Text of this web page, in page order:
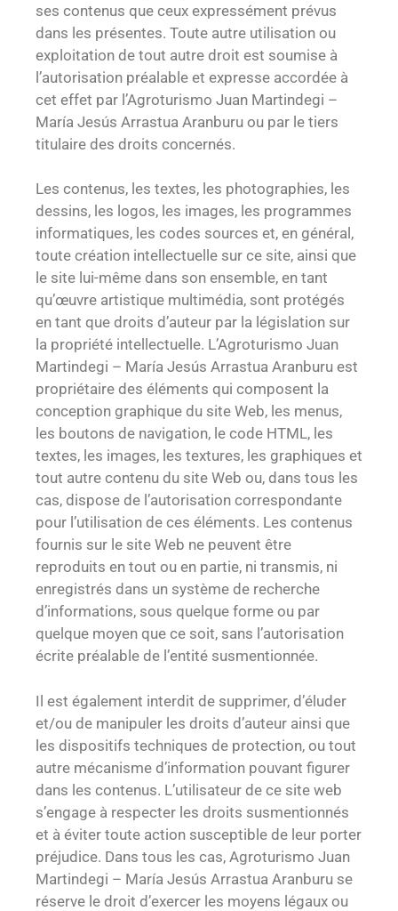
ses contenus que ceux expressément prévus
dans les présentes. Toute autre utilisation ou
exploitation de tout autre droit est soumise à
l’autorisation préalable et expresse accordée à
cet effet par l’Agroturismo Juan Martindegi –
María Jesús Arrastua Aranburu ou par le tiers
titulaire des droits concernés.
Les contenus, les textes, les photographies, les
dessins, les logos, les images, les programmes
informatiques, les codes sources et, en général,
toute création intellectuelle sur ce site, ainsi que
le site lui-même dans son ensemble, en tant
qu’œuvre artistique multimédia, sont protégés
en tant que droits d’auteur par la législation sur
la propriété intellectuelle. L’Agroturismo Juan
Martindegi – María Jesús Arrastua Aranburu est
propriétaire des éléments qui composent la
conception graphique du site Web, les menus,
les boutons de navigation, le code HTML, les
textes, les images, les textures, les graphiques et
tout autre contenu du site Web ou, dans tous les
cas, dispose de l’autorisation correspondante
pour l’utilisation de ces éléments. Les contenus
fournis sur le site Web ne peuvent être
reproduits en tout ou en partie, ni transmis, ni
enregistrés dans un système de recherche
d’informations, sous quelque forme ou par
quelque moyen que ce soit, sans l’autorisation
écrite préalable de l’entité susmentionnée.
Il est également interdit de supprimer, d’éluder
et/ou de manipuler les droits d’auteur ainsi que
les dispositifs techniques de protection, ou tout
autre mécanisme d’information pouvant figurer
dans les contenus. L’utilisateur de ce site web
s’engage à respecter les droits susmentionnés
et à éviter toute action susceptible de leur porter
préjudice. Dans tous les cas, Agroturismo Juan
Martindegi – María Jesús Arrastua Aranburu se
réserve le droit d’exercer les moyens légaux ou